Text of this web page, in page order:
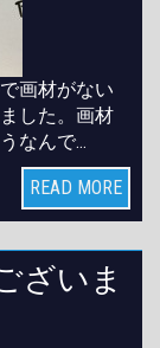
画材がない
した。画材
なんで…
READ MORE
ざいま